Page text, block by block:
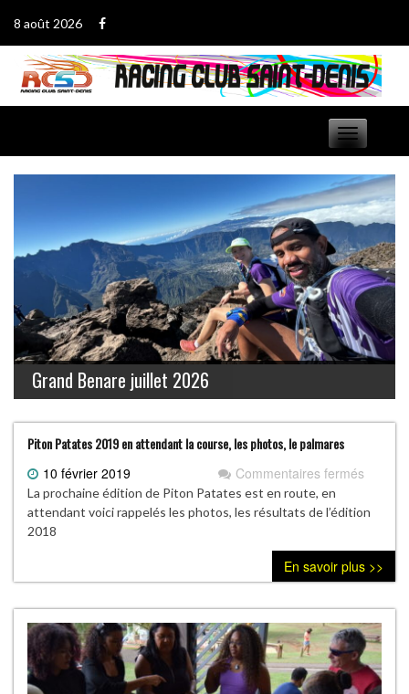
au
contenu
8 août 2026
Basculer
navigation
Grand Benare juillet 2026
Piton Patates 2019 en attendant la course, les photos, le palmares
10 février 2019 Commentaires fermés
Patates
en
la
course,
les
photos,
le
La prochaine édition de Piton Patates est en route, en
attendant voici rappelés les photos, les résultats de l’édition
2018
En savoir plus >>